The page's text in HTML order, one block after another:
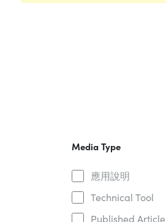
Media Type
應用說明
Technical Tool
Published Article